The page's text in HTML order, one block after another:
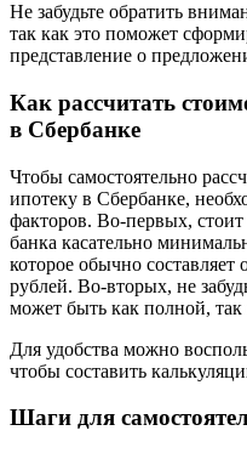
Не забудьте обратить
так как это поможет
представление о
Как рассчитать
в Сбербанке
Чтобы самостоятельно
ипотеку в Сбербанке,
факторов. Во-первых, стоит
банка касательно
которое обычно
рублей. Во-вторых, не
может быть как полной, так
Для удобства можно
чтобы составить
Шаги для